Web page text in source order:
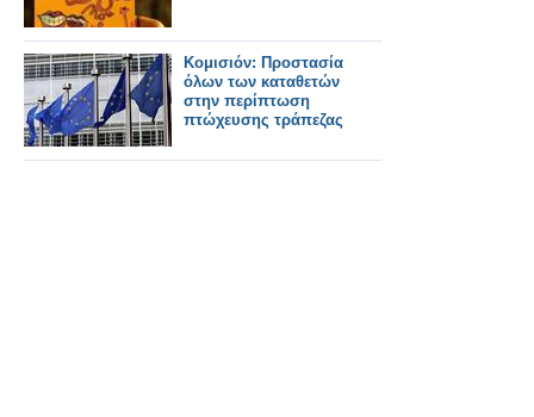
Κομισιόν: Προστασία
όλων των καταθετών
στην περίπτωση
πτώχευσης τράπεζας